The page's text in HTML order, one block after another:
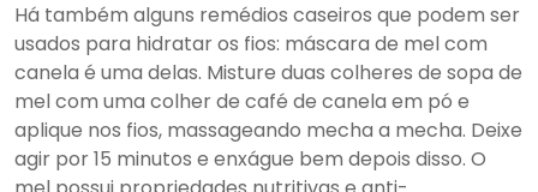
Há também alguns remédios caseiros que podem ser
usados para hidratar os fios: máscara de mel com
canela é uma delas. Misture duas colheres de sopa de
mel com uma colher de café de canela em pó e
aplique nos fios, massageando mecha a mecha. Deixe
agir por 15 minutos e enxágue bem depois disso. O